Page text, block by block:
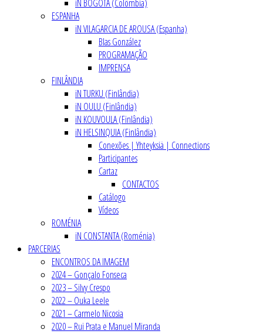
iN BOGOTÁ (Colômbia)
ESPANHA
iN VILAGARCIA DE AROUSA (Espanha)
Blas González
PROGRAMAÇÃO
IMPRENSA
FINLÂNDIA
iN TURKU (Finlândia)
iN OULU (Finlândia)
iN KOUVOULA (Finlândia)
iN HELSINQUIA (Finlândia)
Conexões | Yhteyksiä | Connections
Participantes
Cartaz
CONTACTOS
Catálogo
Vídeos
ROMÉNIA
iN CONSTANTA (Roménia)
PARCERIAS
ENCONTROS DA IMAGEM
2024 – Gonçalo Fonseca
2023 – Silvy Crespo
2022 – Ouka Leele
2021 – Carmelo Nicosia
2020 – Rui Prata e Manuel Miranda